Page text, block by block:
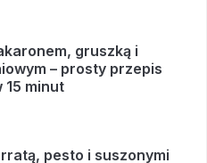
gruszką i
– prosty przepis
15 minut
pesto i suszonymi